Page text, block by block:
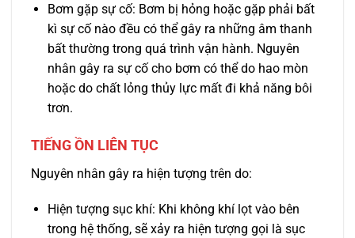
Bơm gặp sự cố: Bơm bị hỏng hoặc gặp phải bất
kì sự cố nào đều có thể gây ra những âm thanh
bất thường trong quá trình vận hành. Nguyên
nhân gây ra sự cố cho bơm có thể do hao mòn
hoặc do chất lỏng thủy lực mất đi khả năng bôi
trơn.
TIẾNG ỒN LIÊN TỤC
Nguyên nhân gây ra hiện tượng trên do:
Hiện tượng sục khí: Khi không khí lọt vào bên
trong hệ thống, sẽ xảy ra hiện tượng gọi là sục